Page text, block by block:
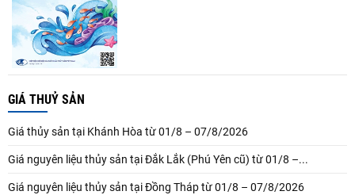
GIÁ THUỶ SẢN
Giá thủy sản tại Khánh Hòa từ 01/8 – 07/8/2026
Giá nguyên liệu thủy sản tại Đắk Lắk (Phú Yên cũ) từ 01/8 –...
Giá nguyên liệu thủy sản tại Đồng Tháp từ 01/8 – 07/8/2026